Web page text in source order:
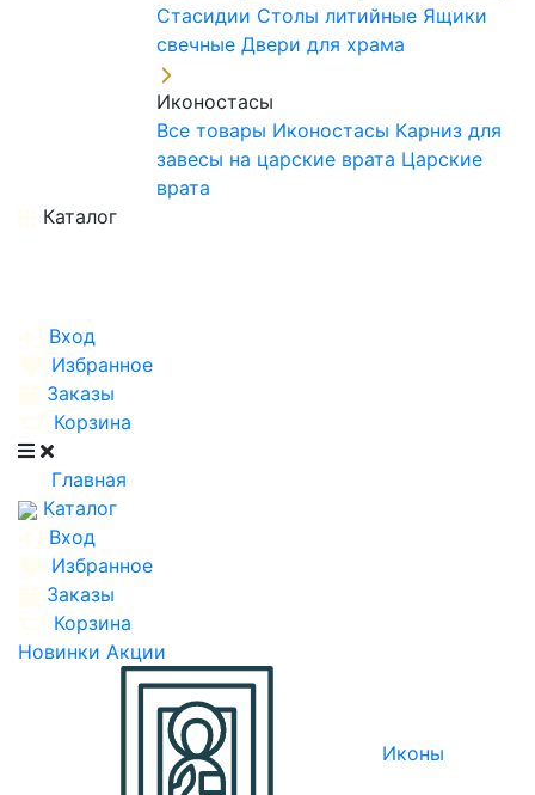
Стасидии Столы литийные Ящики
свечные Двери для храма
Иконостасы
Все товары Иконостасы Карниз для
завесы на царские врата Царские
врата
Каталог
Вход
Избранное
Заказы
Корзина
Главная
Каталог
Вход
Избранное
Заказы
Корзина
Новинки Акции
Иконы